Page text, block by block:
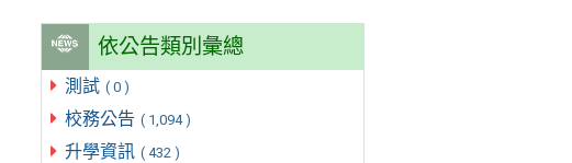
依公告類別彙總
測試 ( 0 )
校務公告 ( 1,094 )
升學資訊 ( 432 )